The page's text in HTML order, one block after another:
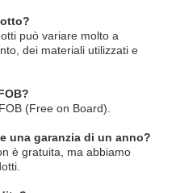
può variare molto a
dei materiali utilizzati e
(Free on Board).
una garanzia di un anno?
è gratuita, ma abbiamo